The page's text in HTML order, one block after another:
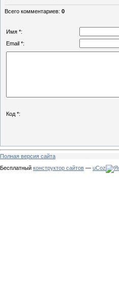
Всего комментариев: 0
Имя *:
Email *:
Код *:
Полная версия сайта
Бесплатный конструктор сайтов — uCoz